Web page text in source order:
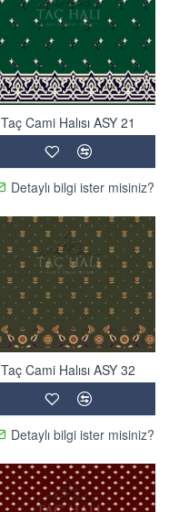
Taç Cami Halısı ASY 21
Detaylı bilgi ister misiniz?
Taç Cami Halısı ASY 32
Detaylı bilgi ister misiniz?